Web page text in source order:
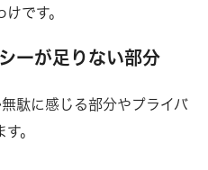
です。
ーが足りない部分
駄に感じる部分やプライバ
。